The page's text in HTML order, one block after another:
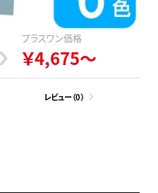
プラスワン価格
￥4,675～
レビュー（0）